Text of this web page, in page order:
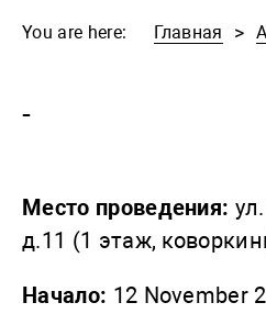
You are here: Главная
-
Место проведения:
д.11 (1 этаж,
Начало: 12 November